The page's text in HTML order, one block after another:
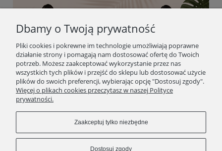
Dbamy o Twoją prywatność
Pliki cookies i pokrewne im technologie umożliwiają poprawne
działanie strony i pomagają nam dostosować ofertę do Twoich
potrzeb. Możesz zaakceptować wykorzystanie przez nas
wszystkich tych plików i przejść do sklepu lub dostosować użycie
plików do swoich preferencji, wybierając opcję "Dostosuj zgody".
Więcej o plikach cookies przeczytasz w naszej Polityce
prywatności.
Zaakceptuj tylko niezbędne
Dostosuj zgody